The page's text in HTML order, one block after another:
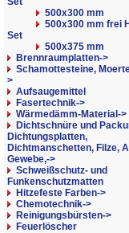
500x300 mm
500x300 mm frei
Set
500x375 mm
Brennraumplatten->
Schamottesteine,
>
Aufsaugemittel
Fasertechnik->
Wärmedämm-Material->
Dichtschnüre und
Dichtungsplatten,
Dichtmanschetten, Filze,
Gewebe,->
Schweißschutz- und
Funkenschutzmatten
Hitzefeste Farben->
Chemotechnik->
Reinigungsbürsten->
Feuerlöscher